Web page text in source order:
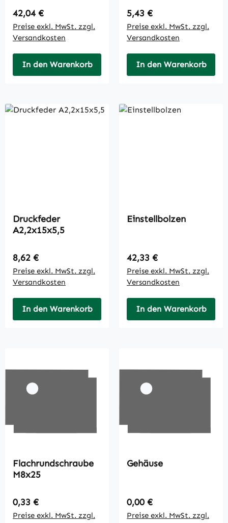
Regulärer Preis:
42,04 €
Preise exkl. MwSt. zzgl.
Versandkosten
In den Warenkorb
Regulärer Preis:
5,43 €
Preise exkl. MwSt. zzgl.
Versandkosten
In den Warenkorb
Druckfeder
A2,2x15x5,5
Regulärer Preis:
8,62 €
Preise exkl. MwSt. zzgl.
Versandkosten
In den Warenkorb
Einstellbolzen
Regulärer Preis:
42,33 €
Preise exkl. MwSt. zzgl.
Versandkosten
In den Warenkorb
Flachrundschraube
M8x25
Regulärer Preis:
0,33 €
Preise exkl. MwSt. zzgl.
Gehäuse
Regulärer Preis:
0,00 €
Preise exkl. MwSt. zzgl.